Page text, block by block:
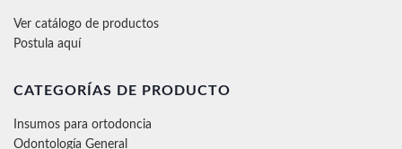
Ver catálogo de productos
Postula aquí
CATEGORÍAS DE PRODUCTO
Insumos para ortodoncia
Odontología General